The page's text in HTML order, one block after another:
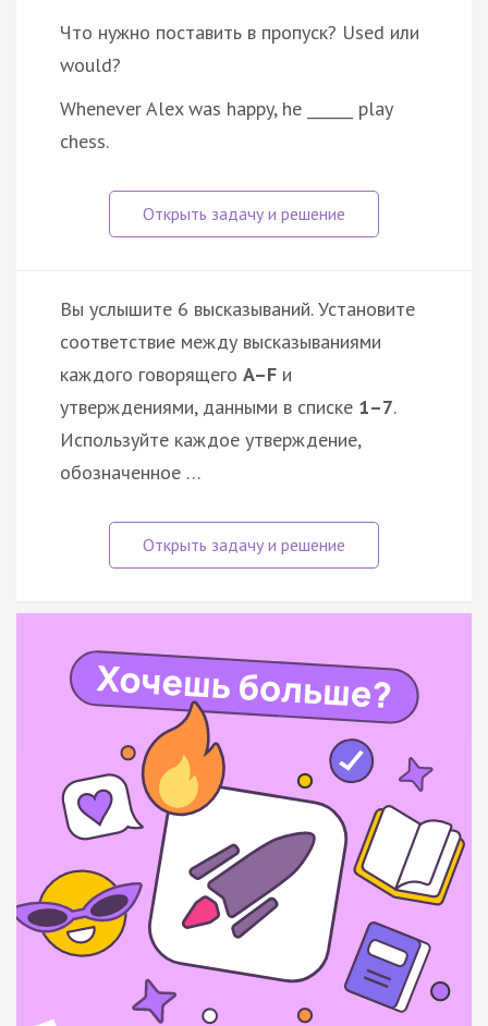
Что нужно поставить в пропуск? Used или
would?
Whenever Alex was happy, he ______ play
chess.
Вы услышите 6 высказываний. Установите
соответствие между высказываниями
каждого говорящего A–F и
утверждениями, данными в списке 1–7.
Используйте каждое утверждение,
обозначенное …